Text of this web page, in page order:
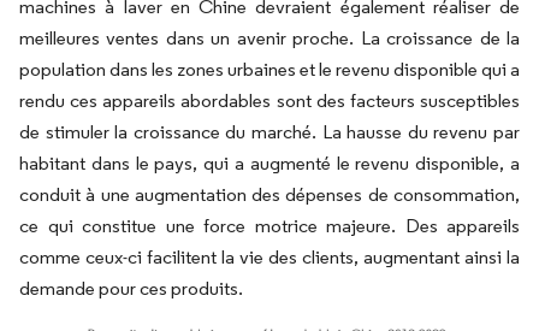
machines à laver en Chine devraient également réaliser de
meilleures ventes dans un avenir proche. La croissance de la
population dans les zones urbaines et le revenu disponible qui a
rendu ces appareils abordables sont des facteurs susceptibles
de stimuler la croissance du marché. La hausse du revenu par
habitant dans le pays, qui a augmenté le revenu disponible, a
conduit à une augmentation des dépenses de consommation,
ce qui constitue une force motrice majeure. Des appareils
comme ceux-ci facilitent la vie des clients, augmentant ainsi la
demande pour ces produits.